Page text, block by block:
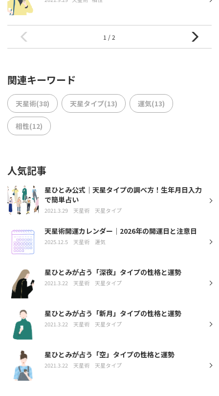
1 / 2
関連キーワード
天星術(38) 天星タイプ(13) 運気(13)
相性(12)
人気記事
星ひとみ公式｜天星タイプの調べ方！生年月日入力
で簡単占い
2021.3.29 天星術 天星タイプ
天星術開運カレンダー｜2026年の開運日と注意日
2025.12.5 天星術 運気
星ひとみが占う「深夜」タイプの性格と運勢
2021.3.22 天星術 天星タイプ
星ひとみが占う「新月」タイプの性格と運勢
2021.3.22 天星術 天星タイプ
星ひとみが占う「空」タイプの性格と運勢
2021.3.22 天星術 天星タイプ